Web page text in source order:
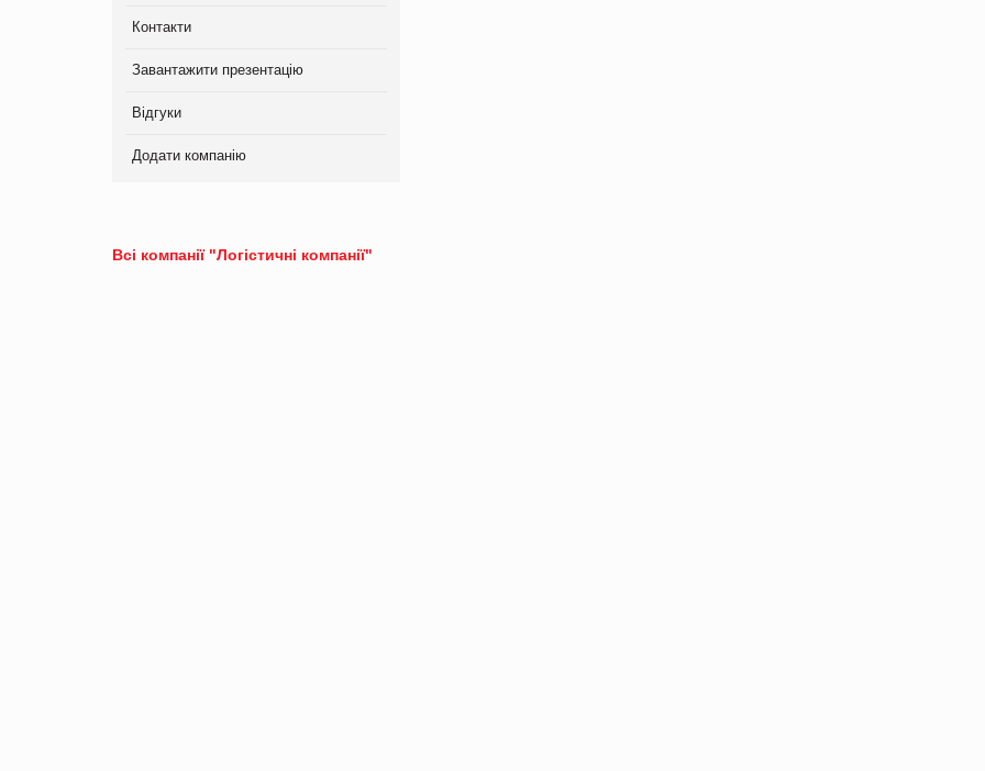
Контакти
Завантажити презентацію
Відгуки
Додати компанію
Всі компанії "Логістичні компанії"